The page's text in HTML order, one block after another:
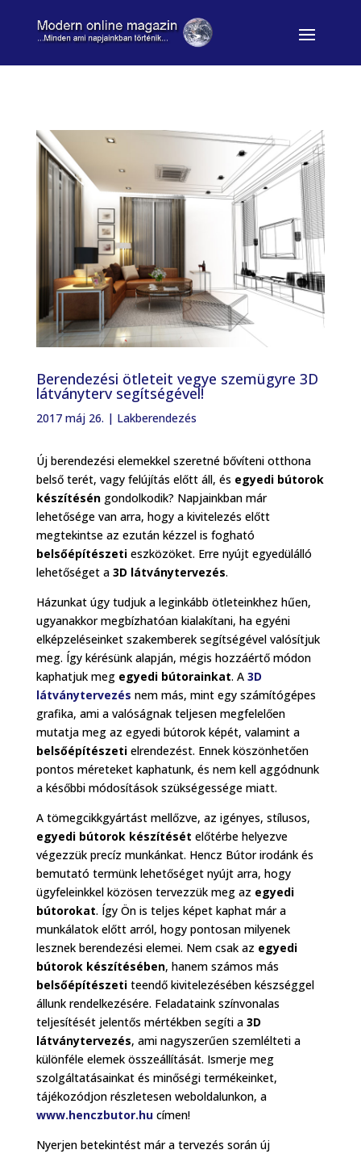
Berendezési ötleteit vegye szemügyre 3D
látványterv segítségével!
2017 máj 26. | Lakberendezés
Új berendezési elemekkel szeretné bővíteni otthona
belső terét, vagy felújítás előtt áll, és egyedi bútorok
készítéséngondolkodik? Napjainkban már
lehetősége van arra, hogy a kivitelezés előtt
megtekintse az ezután kézzel is fogható
belsőépítészeti eszközöket. Erre nyújt egyedülálló
lehetőséget a 3D látványtervezés.
Házunkat úgy tudjuk a leginkább ötleteinkhez hűen,
ugyanakkor megbízhatóan kialakítani, ha egyéni
elképzeléseinket szakemberek segítségével valósítjuk
meg. Így kérésünk alapján, mégis hozzáértő módon
kaphatjuk meg egyedi bútorainkat. A 3D
látványtervezés nem más, mint egy számítógépes
grafika, ami a valóságnak teljesen megfelelően
mutatja meg az egyedi bútorok képét, valamint a
belsőépítészetielrendezést. Ennek köszönhetően
pontos méreteket kaphatunk, és nem kell aggódnunk
a későbbi módosítások szükségessége miatt.
A tömegcikkgyártást mellőzve, az igényes, stílusos,
egyedi bútorok készítését előtérbe helyezve
végezzük precíz munkánkat. Hencz Bútor irodánk és
bemutató termünk lehetőséget nyújt arra, hogy
ügyfeleinkkel közösen tervezzük meg az egyedi
bútorokat. Így Ön is teljes képet kaphat már a
munkálatok előtt arról, hogy pontosan milyenek
lesznek berendezési elemei. Nem csak az egyedi
bútorok készítésében, hanem számos más
belsőépítészetiteendő kivitelezésében készséggel
állunk rendelkezésére. Feladataink színvonalas
teljesítését jelentős mértékben segíti a 3D
látványtervezés, ami nagyszerűen szemlélteti a
különféle elemek összeállítását. Ismerje meg
szolgáltatásainkat és minőségi termékeinket,
tájékozódjon részletesen weboldalunkon, a
www.henczbutor.hucímen!
Nyerjen betekintést már a tervezés során új